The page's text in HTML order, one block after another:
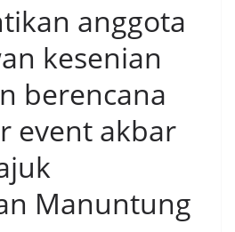
anggota
kesenian
berencana
event akbar
Manuntung